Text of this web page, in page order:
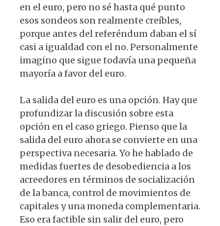
en el euro, pero no sé hasta qué punto
esos sondeos son realmente creíbles,
porque antes del referéndum daban el sí
casi a igualdad con el no. Personalmente
imagino que sigue todavía una pequeña
mayoría a favor del euro.
La salida del euro es una opción. Hay que
profundizar la discusión sobre esta
opción en el caso griego. Pienso que la
salida del euro ahora se convierte en una
perspectiva necesaria. Yo he hablado de
medidas fuertes de desobediencia a los
acreedores en términos de socialización
de la banca, control de movimientos de
capitales y una moneda complementaria.
Eso era factible sin salir del euro, pero